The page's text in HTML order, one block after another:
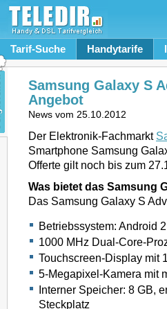
Tarif-Suche Handytarife
Samsung Galaxy S
Angebot
News vom 25.10.2012
Der Elektronik-Fachmarkt
Smartphone Samsung
Offerte gilt noch bis zum
Was bietet das Samsung
Das Samsung Galaxy S
Betriebssystem: Android
1000 MHz Dual-Core-
Touchscreen-Display mit
5-Megapixel-Kamera mit
Interner Speicher: 8 GB,
Steckplatz